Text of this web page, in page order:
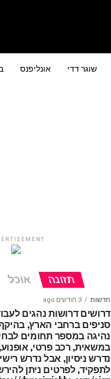
שוגר דדי אונליפנס
תזונה אוכל
חדשות 3 חודשים ago
דרושים דרושות נהגים
סניפים ברחבי הארץ,
נהיגה במספר תחומים
במשאית, רכב פרטי,
נדרש ניסיון, אבל נדרש
לתפקיד, לפרטים ניתן